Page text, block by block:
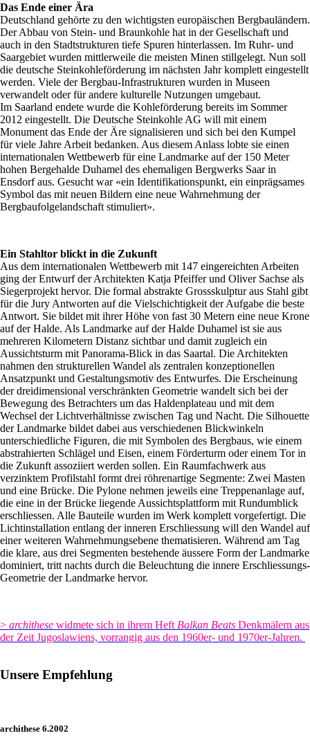
Das Ende einer Ära
Deutschland gehörte zu den wichtigsten europäischen Bergbauländern.
Der Abbau von Stein- und Braunkohle hat in der Gesellschaft und
auch in den Stadtstrukturen tiefe Spuren hinterlassen. Im Ruhr- und
Saargebiet wurden mittlerweile die meisten Minen stillgelegt. Nun soll
die deutsche Steinkohleförderung im nächsten Jahr komplett eingestellt
werden. Viele der Bergbau-Infrastrukturen wurden in Museen
verwandelt oder für andere kulturelle Nutzungen umgebaut.
Im Saarland endete wurde die Kohleförderung bereits im Sommer
2012 eingestellt. Die Deutsche Steinkohle AG will mit einem
Monument das Ende der Äre signalisieren und sich bei den Kumpel
für viele Jahre Arbeit bedanken. Aus diesem Anlass lobte sie einen
internationalen Wettbewerb für eine Landmarke auf der 150 Meter
hohen Bergehalde Duhamel des ehemaligen Bergwerks Saar in
Ensdorf aus. Gesucht war «ein Identifikationspunkt, ein einprägsames
Symbol das mit neuen Bildern eine neue Wahrnehmung der
Bergbaufolgelandschaft stimuliert».
Ein Stahltor blickt in die Zukunft
Aus dem internationalen Wettbewerb mit 147 eingereichten Arbeiten
ging der Entwurf der Architekten Katja Pfeiffer und Oliver Sachse als
Siegerprojekt hervor. Die formal abstrakte Grossskulptur aus Stahl gibt
für die Jury Antworten auf die Vielschichtigkeit der Aufgabe die beste
Antwort. Sie bildet mit ihrer Höhe von fast 30 Metern eine neue Krone
auf der Halde. Als Landmarke auf der Halde Duhamel ist sie aus
mehreren Kilometern Distanz sichtbar und damit zugleich ein
Aussichtsturm mit Panorama-Blick in das Saartal. Die Architekten
nahmen den strukturellen Wandel als zentralen konzeptionellen
Ansatzpunkt und Gestaltungsmotiv des Entwurfes. Die Erscheinung
der dreidimensional verschränkten Geometrie wandelt sich bei der
Bewegung des Betrachters um das Haldenplateau und mit dem
Wechsel der Lichtverhältnisse zwischen Tag und Nacht. Die Silhouette
der Landmarke bildet dabei aus verschiedenen Blickwinkeln
unterschiedliche Figuren, die mit Symbolen des Bergbaus, wie einem
abstrahierten Schlägel und Eisen, einem Förderturm oder einem Tor in
die Zukunft assoziiert werden sollen. Ein Raumfachwerk aus
verzinktem Profilstahl formt drei röhrenartige Segmente: Zwei Masten
und eine Brücke. Die Pylone nehmen jeweils eine Treppenanlage auf,
die eine in der Brücke liegende Aussichtsplattform mit Rundumblick
erschliessen. Alle Bauteile wurden im Werk komplett vorgefertigt. Die
Lichtinstallation entlang der inneren Erschliessung will den Wandel auf
einer weiteren Wahrnehmungsebene thematisieren. Während am Tag
die klare, aus drei Segmenten bestehende äussere Form der Landmarke
dominiert, tritt nachts durch die Beleuchtung die innere Erschliessungs-
Geometrie der Landmarke hervor.
> archithese widmete sich in ihrem Heft Balkan Beats Denkmälern aus
der Zeit Jugoslawiens, vorrangig aus den 1960er- und 1970er-Jahren.
Unsere Empfehlung
archithese 6.2002